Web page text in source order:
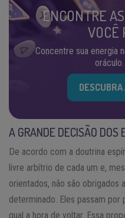
ENCONTRE
VOCÊ
Concentre sua energia
A GRANDE DECISÃO DOS
De acordo com a doutrina
livre arbítrio de cada um e,
orientados, não são obrigados
determinado. Eles passam por
qual a hora de voltar. Essa